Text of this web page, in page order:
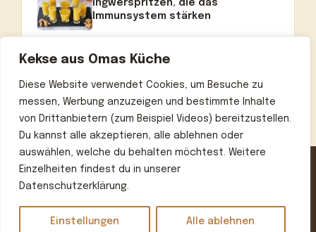
Kekse aus Omas Küche
Diese Website verwendet Cookies, um Besuche zu
messen, Werbung anzuzeigen und bestimmte Inhalte
von Drittanbietern (zum Beispiel Videos) bereitzustellen.
Du kannst alle akzeptieren, alle ablehnen oder
auswählen, welche du behalten möchtest. Weitere
Einzelheiten findest du in unserer
Datenschutzerklärung.
Einstellungen Alle ablehnen
Ingwerspritzen, die das
Immunsystem stärken